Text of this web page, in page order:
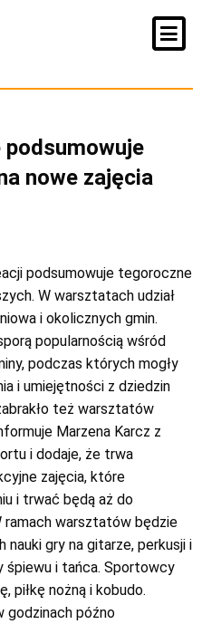
podsumowuje
nowe zajęcia
podsumowuje tegoroczne
W warsztatach udział
i okolicznych gmin.
popularnością wśród
podczas których mogły
i umiejętności z dziedzin
też warsztatów
Marzena Karcz z
i dodaje, że trwa
zajęcia, które
i trwać będą aż do
ramach warsztatów będzie
gry na gitarze, perkusji i
śpiewu i tańca. Sportowcy
piłkę nożną i kobudo.
godzinach późno